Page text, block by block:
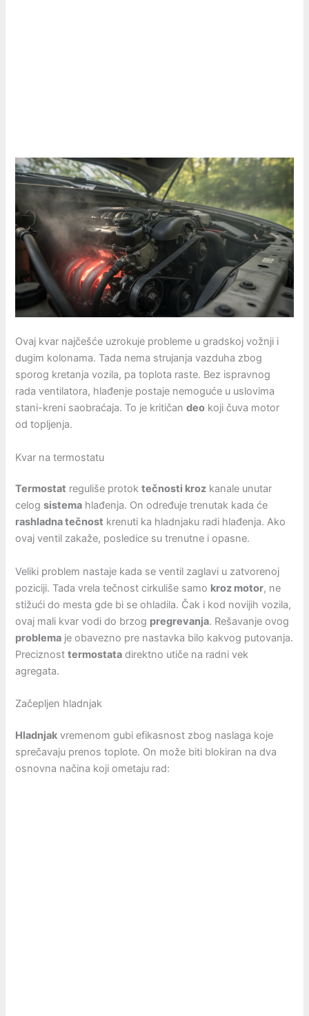
Ovaj kvar najčešće uzrokuje probleme u gradskoj vožnji i
dugim kolonama. Tada nema strujanja vazduha zbog
sporog kretanja vozila, pa toplota raste. Bez ispravnog
rada ventilatora, hlađenje postaje nemoguće u uslovima
stani-kreni saobraćaja. To je kritičandeo koji čuva motor
od topljenja.
Kvar na termostatu
Termostat reguliše protoktečnosti kroz kanale unutar
celogsistema hlađenja. On određuje trenutak kada će
rashladna tečnost krenuti ka hladnjaku radi hlađenja. Ako
ovaj ventil zakaže, posledice su trenutne i opasne.
Veliki problem nastaje kada se ventil zaglavi u zatvorenoj
poziciji. Tada vrela tečnost cirkuliše samo kroz motor, ne
stižući do mesta gde bi se ohladila. Čak i kod novijih vozila,
ovaj mali kvar vodi do brzog pregrevanja. Rešavanje ovog
problema je obavezno pre nastavka bilo kakvog putovanja.
Preciznosttermostata direktno utiče na radni vek
agregata.
Začepljen hladnjak
Hladnjak vremenom gubi efikasnost zbog naslaga koje
sprečavaju prenos toplote. On može biti blokiran na dva
osnovna načina koji ometaju rad: